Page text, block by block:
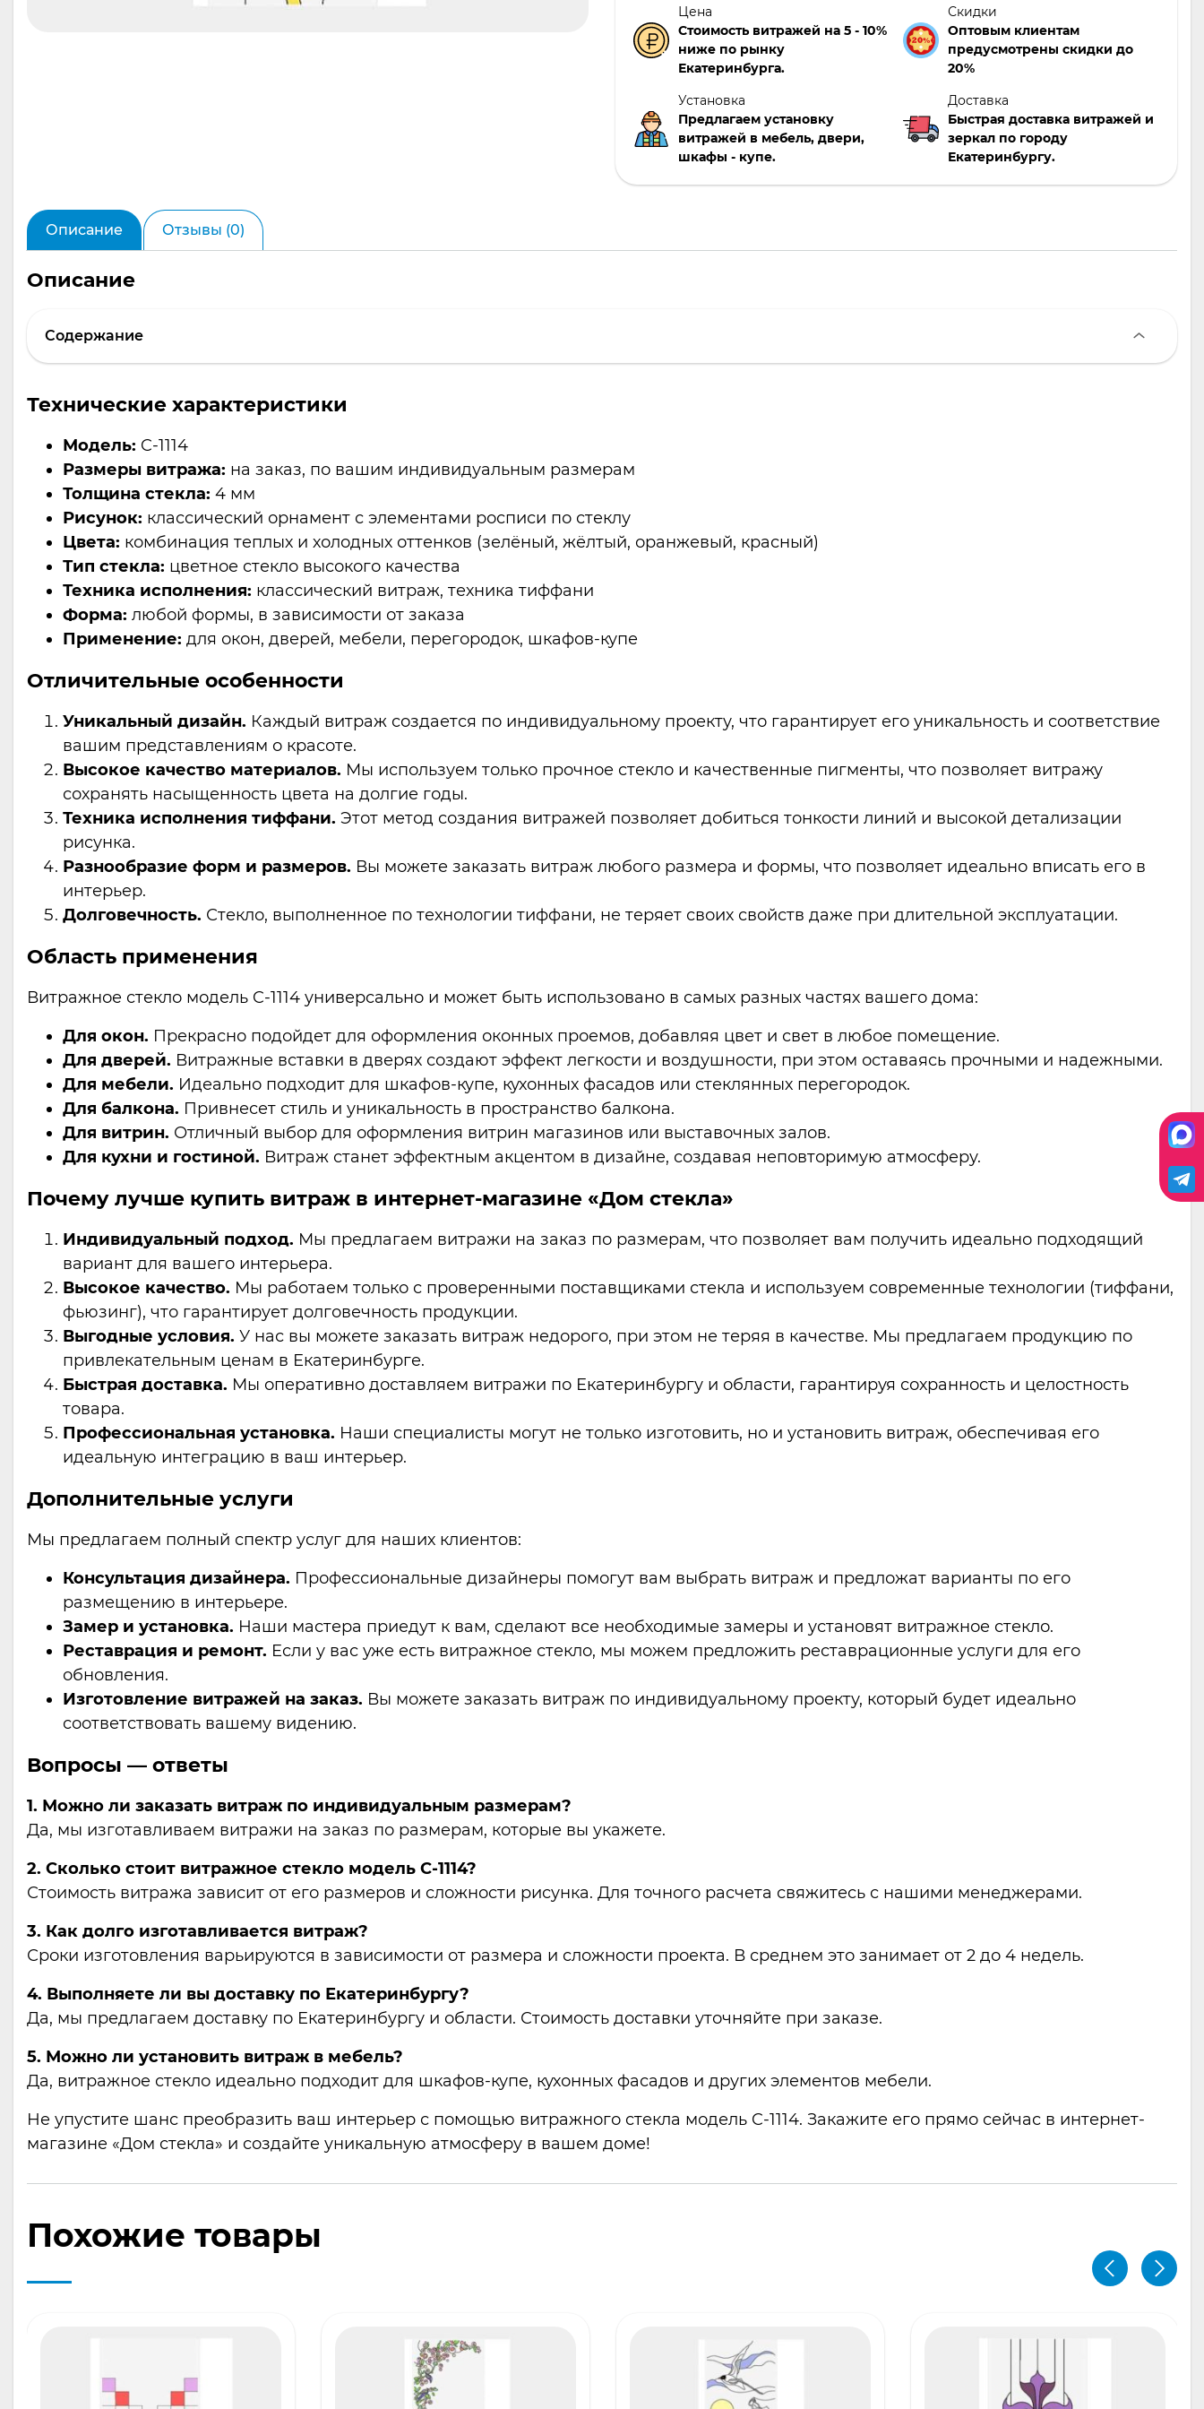
Цена
Стоимость витражей на 5 - 10%
ниже по рынку
Екатеринбурга.
Скидки
Оптовым клиентам
предусмотрены скидки до
20%
Установка
Предлагаем установку
витражей в мебель, двери,
шкафы - купе.
Доставка
Быстрая доставка витражей и
зеркал по городу
Екатеринбургу.
Описание Отзывы (0)
Описание
Содержание
Технические характеристики
Модель: C-1114
Размеры витража: на заказ, по вашим индивидуальным размерам
Толщина стекла: 4 мм
Рисунок: классический орнамент с элементами росписи по стеклу
Цвета: комбинация теплых и холодных оттенков (зелёный, жёлтый, оранжевый, красный)
Тип стекла: цветное стекло высокого качества
Техника исполнения: классический витраж, техника тиффани
Форма: любой формы, в зависимости от заказа
Применение: для окон, дверей, мебели, перегородок, шкафов-купе
Отличительные особенности
Уникальный дизайн. Каждый витраж создается по индивидуальному проекту, что гарантирует его уникальность и соответствие
вашим представлениям о красоте.
Высокое качество материалов. Мы используем только прочное стекло и качественные пигменты, что позволяет витражу
сохранять насыщенность цвета на долгие годы.
Техника исполнения тиффани. Этот метод создания витражей позволяет добиться тонкости линий и высокой детализации
рисунка.
Разнообразие форм и размеров. Вы можете заказать витраж любого размера и формы, что позволяет идеально вписать его в
интерьер.
Долговечность. Стекло, выполненное по технологии тиффани, не теряет своих свойств даже при длительной эксплуатации.
Область применения
Витражное стекло модель C-1114 универсально и может быть использовано в самых разных частях вашего дома:
Для окон. Прекрасно подойдет для оформления оконных проемов, добавляя цвет и свет в любое помещение.
Для дверей. Витражные вставки в дверях создают эффект легкости и воздушности, при этом оставаясь прочными и надежными.
Для мебели. Идеально подходит для шкафов-купе, кухонных фасадов или стеклянных перегородок.
Для балкона. Привнесет стиль и уникальность в пространство балкона.
Для витрин. Отличный выбор для оформления витрин магазинов или выставочных залов.
Для кухни и гостиной. Витраж станет эффектным акцентом в дизайне, создавая неповторимую атмосферу.
Почему лучше купить витраж в интернет-магазине «Дом стекла»
Индивидуальный подход. Мы предлагаем витражи на заказ по размерам, что позволяет вам получить идеально подходящий
вариант для вашего интерьера.
Высокое качество. Мы работаем только с проверенными поставщиками стекла и используем современные технологии (тиффани,
фьюзинг), что гарантирует долговечность продукции.
Выгодные условия. У нас вы можете заказать витраж недорого, при этом не теряя в качестве. Мы предлагаем продукцию по
привлекательным ценам в Екатеринбурге.
Быстрая доставка. Мы оперативно доставляем витражи по Екатеринбургу и области, гарантируя сохранность и целостность
товара.
Профессиональная установка. Наши специалисты могут не только изготовить, но и установить витраж, обеспечивая его
идеальную интеграцию в ваш интерьер.
Дополнительные услуги
Мы предлагаем полный спектр услуг для наших клиентов:
Консультация дизайнера. Профессиональные дизайнеры помогут вам выбрать витраж и предложат варианты по его
размещению в интерьере.
Замер и установка. Наши мастера приедут к вам, сделают все необходимые замеры и установят витражное стекло.
Реставрация и ремонт. Если у вас уже есть витражное стекло, мы можем предложить реставрационные услуги для его
обновления.
Изготовление витражей на заказ. Вы можете заказать витраж по индивидуальному проекту, который будет идеально
соответствовать вашему видению.
Вопросы — ответы
1. Можно ли заказать витраж по индивидуальным размерам?
Да, мы изготавливаем витражи на заказ по размерам, которые вы укажете.
2. Сколько стоит витражное стекло модель C-1114?
Стоимость витража зависит от его размеров и сложности рисунка. Для точного расчета свяжитесь с нашими менеджерами.
3. Как долго изготавливается витраж?
Сроки изготовления варьируются в зависимости от размера и сложности проекта. В среднем это занимает от 2 до 4 недель.
4. Выполняете ли вы доставку по Екатеринбургу?
Да, мы предлагаем доставку по Екатеринбургу и области. Стоимость доставки уточняйте при заказе.
5. Можно ли установить витраж в мебель?
Да, витражное стекло идеально подходит для шкафов-купе, кухонных фасадов и других элементов мебели.
Не упустите шанс преобразить ваш интерьер с помощью витражного стекла модель C-1114. Закажите его прямо сейчас в интернет-
магазине «Дом стекла» и создайте уникальную атмосферу в вашем доме!
Похожие товары